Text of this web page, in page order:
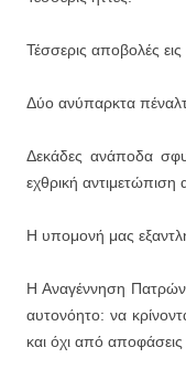
Τέσσερις αποβολές
Δύο ανύπαρκτα
Δεκάδες ανάποδα
εχθρική αντιμετώπιση
Η υπομονή μας
Η Αναγέννηση Πατρών
αυτονόητο: να
και όχι από